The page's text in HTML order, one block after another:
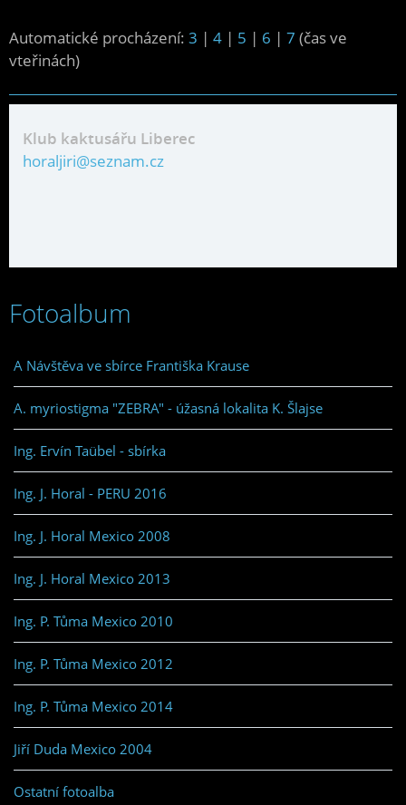
Automatické procházení: 3 | 4 | 5 | 6 | 7 (čas ve
vteřinách)
Klub kaktusářu Liberec
horaljiri@seznam.cz
Fotoalbum
A Návštěva ve sbírce Františka Krause
A. myriostigma "ZEBRA" - úžasná lokalita K. Šlajse
Ing. Ervín Taübel - sbírka
Ing. J. Horal - PERU 2016
Ing. J. Horal Mexico 2008
Ing. J. Horal Mexico 2013
Ing. P. Tůma Mexico 2010
Ing. P. Tůma Mexico 2012
Ing. P. Tůma Mexico 2014
Jiří Duda Mexico 2004
Ostatní fotoalba